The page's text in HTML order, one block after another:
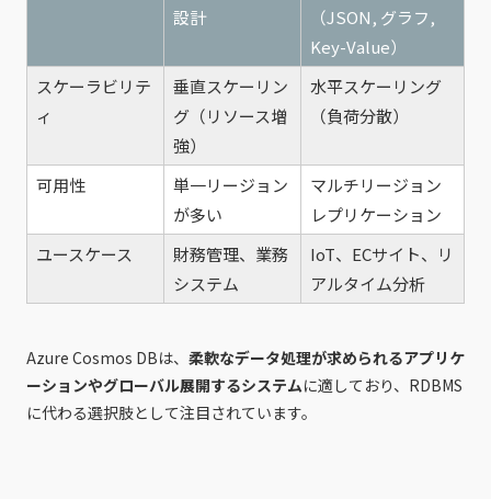
設計
（JSON, グラフ,
Key-Value）
スケーラビリテ
ィ
垂直スケーリン
グ（リソース増
強）
水平スケーリング
（負荷分散）
可用性
単一リージョン
が多い
マルチリージョン
レプリケーション
ユースケース
財務管理、業務
システム
IoT、ECサイト、リ
アルタイム分析
Azure Cosmos DBは、 柔軟なデータ処理が求められるアプリケ
ーションやグローバル展開するシステムに適しており、RDBMS
に代わる選択肢として注目されています。